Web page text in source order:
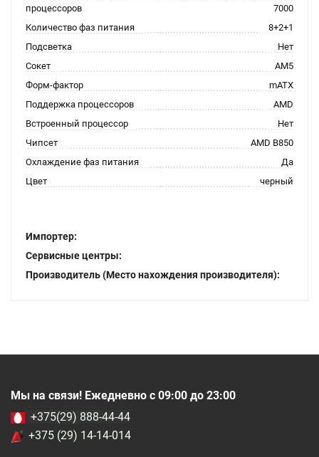
процессоров
7000
Количество фаз питания
8+2+1
Подсветка
Нет
Сокет
AM5
Форм-фактор
mATX
Поддержка процессоров
AMD
Встроенный процессор
Нет
Чипсет
AMD B850
Охлаждение фаз питания
Да
Цвет
черный
Импортер:
Сервисные центры:
Производитель (Место нахождения производителя):
Мы на связи! Ежедневно с 09:00 до 23:00
+375(29) 888-44-44
+375 (29) 14-14-014